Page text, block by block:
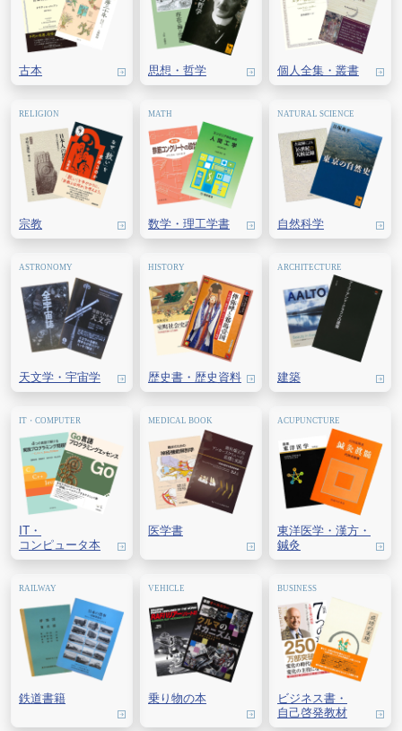
古本 思想・ 哲学 個人全集・ 叢書
宗教 数学・ 理工学書 自然科学
天文学・ 宇宙学 歴史書・ 歴史資料 建築
IT・
コンピュータ本
医学書 東洋医学・ 漢方・
鍼灸
鉄道書籍 乗り物の本
ビジネス書・
自己啓発教材